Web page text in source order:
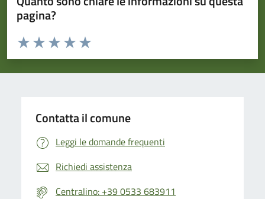
pagina?
Valuta da 1 a 5 stelle la pagina
Valuta 5 stelle su 5
Valuta 4 stelle su 5
Valuta 3 stelle su 5
Valuta 2 stelle su 5
Valuta 1 stelle su 5
Contatta il comune
Leggi le domande frequenti
Richiedi assistenza
Centralino: +39 0533 683911